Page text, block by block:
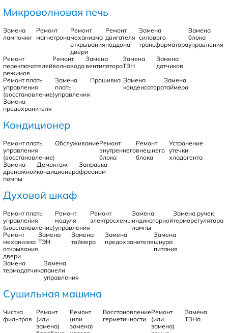
Микроволновая печь
Замена
лампочки
Ремонт
магнетрона
Ремонт
механизма
открывания
двери
Ремонт
двигателя
поддона
Замена
силового
трансформатора
Замена
блока
управления
Ремонт
переключателей
режимов
Ремонт
волновода
Замена
вентилятора
Замена
ТЭН
Замена
датчиков
Ремонт платы
управления
(восстановление)
Замена
платы
управления
Прошивка Замена
конденсатора
Замена
таймера
Замена
предохранителя
Кондиционер
Ремонт платы
управления
(восстановление)
ОбслуживаниеРемонт
внутреннего
блока
Ремонт
внешнего
блока
Устранение
утечки
хладогента
Замена
дренажной
помпы
Демонтаж
кондиционера
Заправка
фреоном
Духовой шкаф
Ремонт платы
управления
(восстановление)
Ремонт
модуля
управления
Ремонт
электросхемы
Замена
индикаторной
лампы
Замена ручек
терморегулятора
Ремонт
механизма
открывания
двери
Замена
ТЭН
Замена
таймера
Замена
предохранителя
Замена
шнура
питания
Замена
термодатчика
Замена
панели
управления
Сушильная машина
Чистка
фильтров
Ремонт
(или
замена)
Ремонт
(или
замена)
Восстановление
герметичности
Ремонт
(или
замена)
Замена
ТЭНа